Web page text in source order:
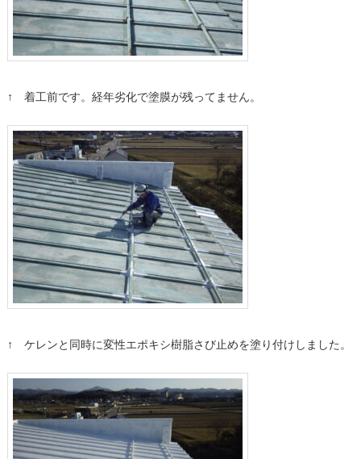
↑ 着工前です。経年劣化で塗膜が残ってません。
↑ ケレンと同時に変性エポキシ樹脂さび止めを塗り付けしました。